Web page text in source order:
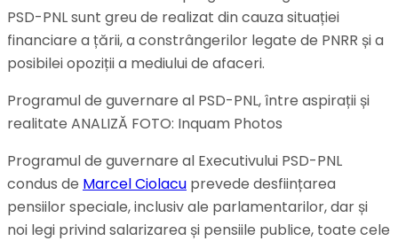
PSD-PNL sunt greu de realizat din cauza situației
financiare a țării, a constrângerilor legate de PNRR și a
posibilei opoziții a mediului de afaceri.
Programul de guvernare al PSD-PNL, între aspirații și
realitate ANALIZĂ FOTO: Inquam Photos
Programul de guvernare al Executivului PSD-PNL
condus de Marcel Ciolacu prevede desființarea
pensiilor speciale, inclusiv ale parlamentarilor, dar și
noi legi privind salarizarea și pensiile publice, toate cele